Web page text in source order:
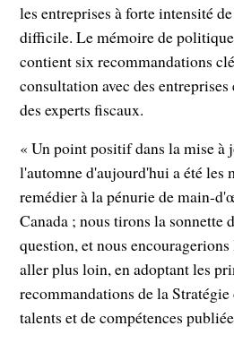
les entreprises à forte intensité
difficile. Le mémoire de
contient six recommandations
consultation avec des
des experts fiscaux.
« Un point positif dans la mise à
l'automne d'aujourd'hui a été les
remédier à la pénurie de main-
Canada ; nous tirons la sonnette
question, et nous
aller plus loin, en adoptant les
recommandations de la
talents et de compétences